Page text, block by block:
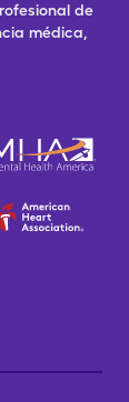
de
médica,